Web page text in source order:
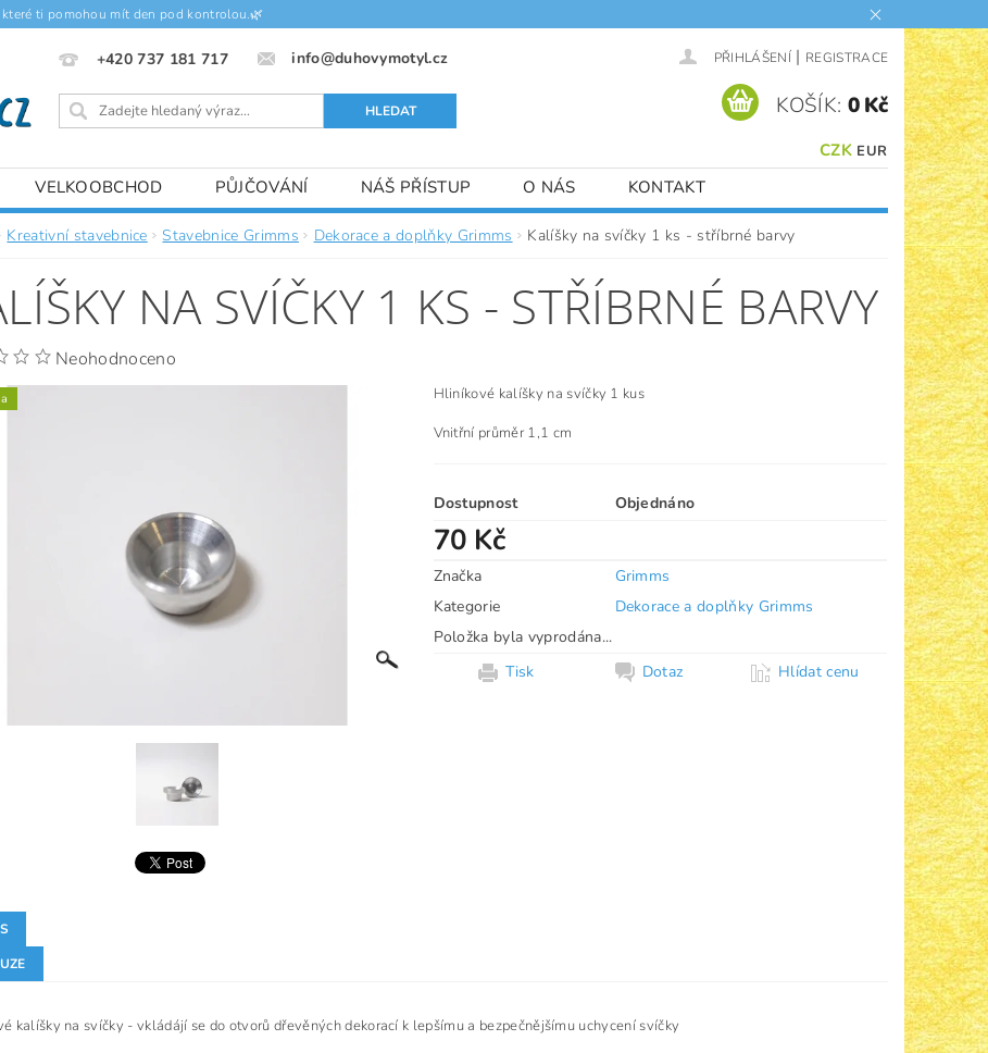
ti pomohou mít den pod kontrolou.🌿
+420 737 181 717 info@duhovymotyl.cz PŘIHLÁŠENÍ | REGISTRACE
CZK EUR
KOŠÍK: 0 Kč
VELKOOBCHOD PŮJČOVÁNÍ NÁŠ PŘÍSTUP O NÁS
KONTAKT
Kreativní stavebnice Stavebnice Grimms Dekorace a doplňky Grimms Kalíšky na svíčky 1 ks - stříbrné barvy
NA SVÍČKY 1 KS - STŘÍBRNÉ BARVY
Neohodnoceno
Hliníkové kalíšky na svíčky 1 kus
Vnitřní průměr 1,1 cm
Dostupnost Objednáno
70 Kč
Značka
Grimms
Kategorie
Dekorace a doplňky Grimms
Položka byla vyprodána...
Tisk
Dotaz Hlídat cenu
kalíšky na svíčky - vkládájí se do otvorů dřevěných dekorací k lepšímu a bezpečnějšímu uchycení svíčky